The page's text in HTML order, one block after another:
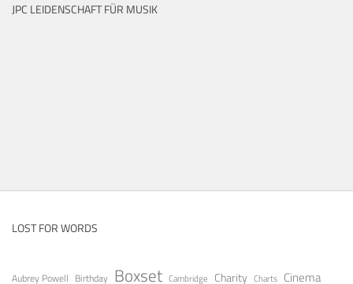
JPC LEIDENSCHAFT FÜR MUSIK
LOST FOR WORDS
Aubrey Powell Birthday Boxset Cambridge Charity Charts Cinema